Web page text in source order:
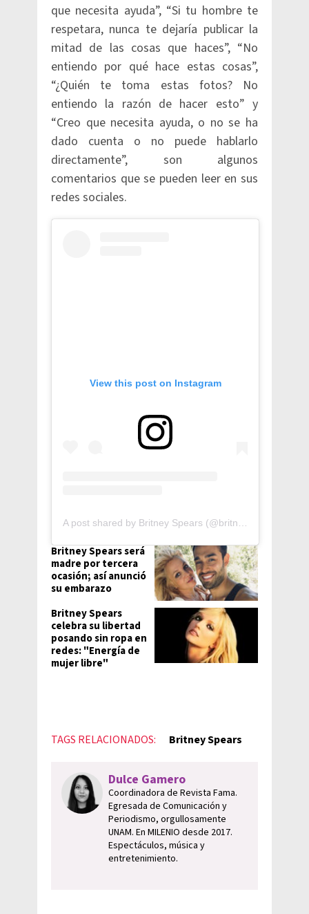
que necesita ayuda”, “Si tu hombre te
respetara, nunca te dejaría publicar la
mitad de las cosas que haces”, “No
entiendo por qué hace estas cosas”,
“¿Quién te toma estas fotos? No
entiendo la razón de hacer esto” y
“Creo que necesita ayuda, o no se ha
dado cuenta o no puede hablarlo
directamente”, son algunos
comentarios que se pueden leer en sus
redes sociales.​
View this post on Instagram
Britney Spears será
madre por tercera
ocasión; así anunció
su embarazo
Britney Spears
celebra su libertad
posando sin ropa en
redes: "Energía de
mujer libre"
TAGS RELACIONADOS: Britney Spears
Dulce Gamero
Coordinadora de Revista Fama.
Egresada de Comunicación y
Periodismo, orgullosamente
UNAM. En MILENIO desde 2017.
Espectáculos, música y
entretenimiento.